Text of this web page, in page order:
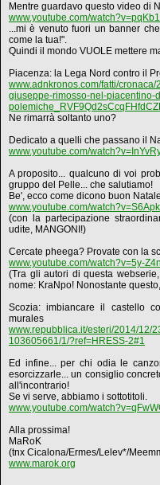
Mentre guardavo questo video di
www.youtube.com/
...mi è venuto fuori un banner
come la tua!".
Quindi il mondo VUOLE mettere
Piacenza: la Lega Nord contro il
www.adnkronos.com/fatti/
giuseppe-rimosso-nel-piacentino-
Ne rimarrà soltanto uno?
Dedicato a quelli che passano il
www.youtube.com/
A proposito... qualcuno di voi
gruppo del Pelle... che salutiamo!
Be', ecco come dicono buon
www.youtube.com/
(con la partecipazione
udite, MANGONI!)
Cercate pheega? Provate con la
www.youtube.com/watch?v=5y-
(Tra gli autori di questa
nome: KraNpo! Nonostante
Scozia: imbiancare il castello
murales
www.repubblica.it/esteri/2014/12/
103605661/1/?ref=HRESS-2#1
Ed infine... per chi odia le
esorcizzarle... un consiglio
all'incontrario!
Se vi serve, abbiamo i sottotitoli.
www.youtube.com/
Alla prossima!
MaRoK
(tnx Cicalona/Ermes/Lelev*/
www.marok.org